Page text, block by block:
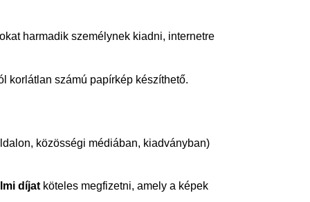
harmadik személynek kiadni, internetre
korlátlan számú papírkép készíthető.
közösségi médiában, kiadványban)
díjatköteles megfizetni, amely a képek